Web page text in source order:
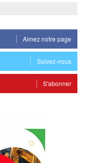
Aimez notre page
Suivez-nous
S'abonner